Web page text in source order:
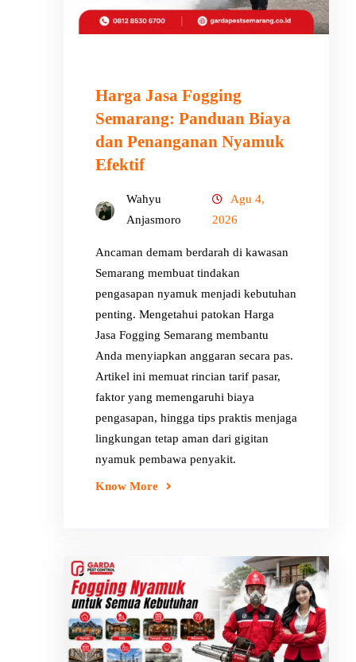
Harga Jasa Fogging
Semarang: Panduan Biaya
dan Penanganan Nyamuk
Efektif
Wahyu
Anjasmoro
Agu 4,
2026
Ancaman demam berdarah di kawasan
Semarang membuat tindakan
pengasapan nyamuk menjadi kebutuhan
penting. Mengetahui patokan Harga
Jasa Fogging Semarang membantu
Anda menyiapkan anggaran secara pas.
Artikel ini memuat rincian tarif pasar,
faktor yang memengaruhi biaya
pengasapan, hingga tips praktis menjaga
lingkungan tetap aman dari gigitan
nyamuk pembawa penyakit.
Know More